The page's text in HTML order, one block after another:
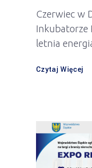
Czerwiec w
Inkubatorze
letnia
Czytaj Więcej